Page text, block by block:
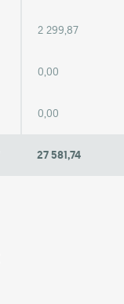
2 299,87
0,00
0,00
27 581,74